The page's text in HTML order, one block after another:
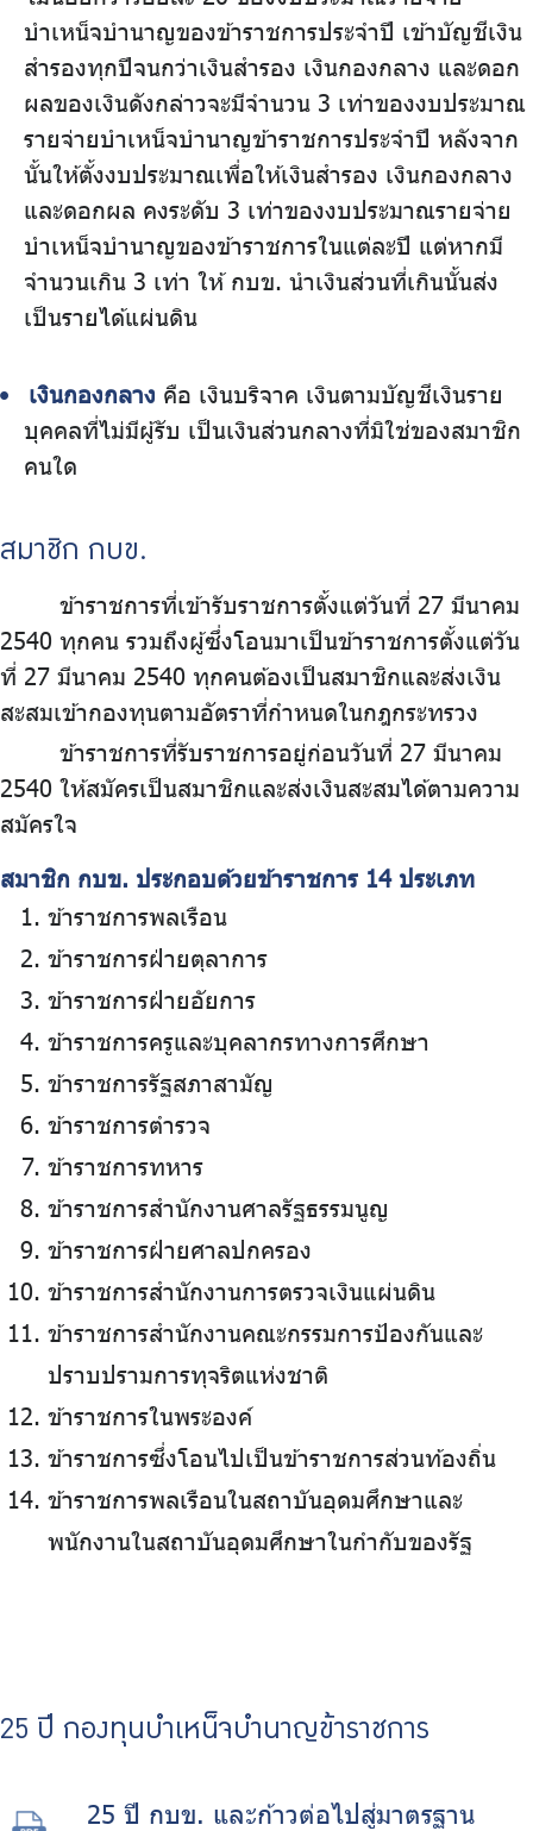
บำเหน็จบำนาญของข้าราชการประจำปี เข้าบัญชีเงิน
สำรองทุกปีจนกว่าเงินสำรอง เงินกองกลาง และดอก
ผลของเงินดังกล่าวจะมีจำนวน 3 เท่าของงบประมาณ
รายจ่ายบำเหน็จบำนาญข้าราชการประจำปี หลังจาก
นั้นให้ตั้งงบประมาณเพื่อให้เงินสำรอง เงินกองกลาง
และดอกผล คงระดับ 3 เท่าของงบประมาณรายจ่าย
บำเหน็จบำนาญของข้าราชการในแต่ละปี แต่หากมี
จำนวนเกิน 3 เท่า ให้ กบข. นำเงินส่วนที่เกินนั้นส่ง
เป็นรายได้แผ่นดิน
เงินกองกลาง คือ เงินบริจาค เงินตามบัญชีเงินราย
บุคคลที่ไม่มีผู้รับ เป็นเงินส่วนกลางที่มิใช่ของสมาชิก
คนใด
สมาชิก กบข.
ข้าราชการที่เข้ารับราชการตั้งแต่วันที่ 27 มีนาคม
2540 ทุกคน รวมถึงผู้ซึ่งโอนมาเป็นข้าราชการตั้งแต่วัน
ที่ 27 มีนาคม 2540 ทุกคนต้องเป็นสมาชิกและส่งเงิน
สะสมเข้ากองทุนตามอัตราที่กำหนดในกฎกระทรวง
ข้าราชการที่รับราชการอยู่ก่อนวันที่ 27 มีนาคม
2540 ให้สมัครเป็นสมาชิกและส่งเงินสะสมได้ตามความ
สมัครใจ
สมาชิก กบข. ประกอบด้วยข้าราชการ 14 ประเภท
ข้าราชการพลเรือน
ข้าราชการฝ่ายตุลาการ
ข้าราชการฝ่ายอัยการ
ข้าราชการครูและบุคลากรทางการศึกษา
ข้าราชการรัฐสภาสามัญ
ข้าราชการตำรวจ
ข้าราชการทหาร
ข้าราชการสำนักงานศาลรัฐธรรมนูญ
ข้าราชการฝ่ายศาลปกครอง
ข้าราชการสำนักงานการตรวจเงินแผ่นดิน
ข้าราชการสำนักงานคณะกรรมการป้องกันและ
ปราบปรามการทุจริตแห่งชาติ
ข้าราชการในพระองค์
ข้าราชการซึ่งโอนไปเป็นข้าราชการส่วนท้องถิ่น
ข้าราชการพลเรือนในสถาบันอุดมศึกษาและ
พนักงานในสถาบันอุดมศึกษาในกำกับของรัฐ
25 ปี กองทุนบำเหน็จบำนาญข้าราชการ
25 ปี กบข. และก้าวต่อไปสู่มาตรฐาน